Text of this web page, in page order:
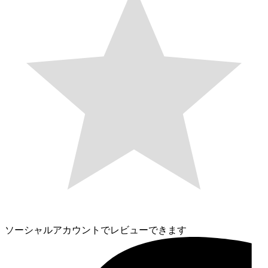
ソーシャルアカウントでレビューできます